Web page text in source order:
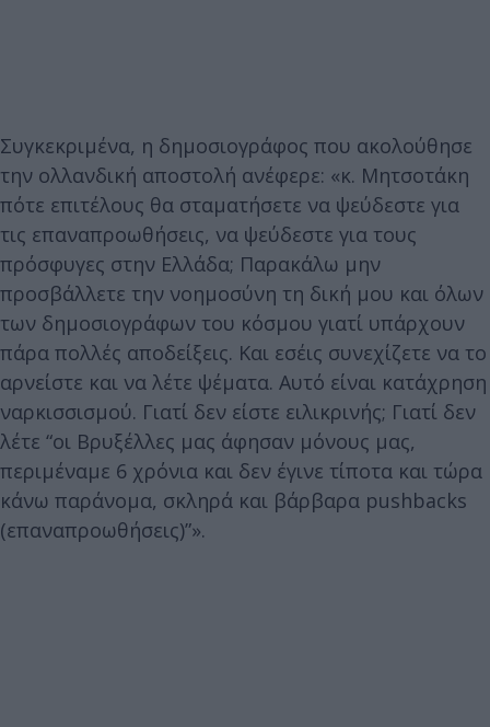
Συγκεκριμένα, η δημοσιογράφος που ακολούθησε
την ολλανδική αποστολή ανέφερε: «κ. Μητσοτάκη
πότε επιτέλους θα σταματήσετε να ψεύδεστε για
τις επαναπροωθήσεις, να ψεύδεστε για τους
πρόσφυγες στην Ελλάδα; Παρακάλω μην
προσβάλλετε την νοημοσύνη τη δική μου και όλων
των δημοσιογράφων του κόσμου γιατί υπάρχουν
πάρα πολλές αποδείξεις. Και εσέις συνεχίζετε να το
αρνείστε και να λέτε ψέματα. Αυτό είναι κατάχρηση
ναρκισσισμού. Γιατί δεν είστε ειλικρινής; Γιατί δεν
λέτε “οι Βρυξέλλες μας άφησαν μόνους μας,
περιμέναμε 6 χρόνια και δεν έγινε τίποτα και τώρα
κάνω παράνομα, σκληρά και βάρβαρα pushbacks
(επαναπροωθήσεις)”».